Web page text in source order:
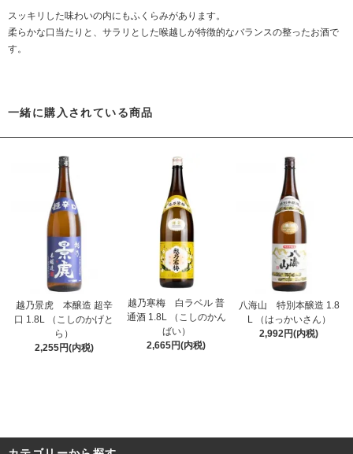
スッキリした味わいの内にもふくらみがあります。
柔らかな口当たりと、サラリとした喉越しが特徴的なバランスの整ったお酒で
す。
一緒に購入されている商品
越乃景虎 本醸造 超辛
口 1.8L （こしのかげと
ら）
2,255円(内税)
越乃寒梅 白ラベル 普
通酒 1.8L （こしのかん
ばい）
2,665円(内税)
八海山 特別本醸造 1.8
L （はっかいさん）
2,992円(内税)